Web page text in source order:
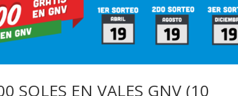
SOLES EN VALES GNV (10